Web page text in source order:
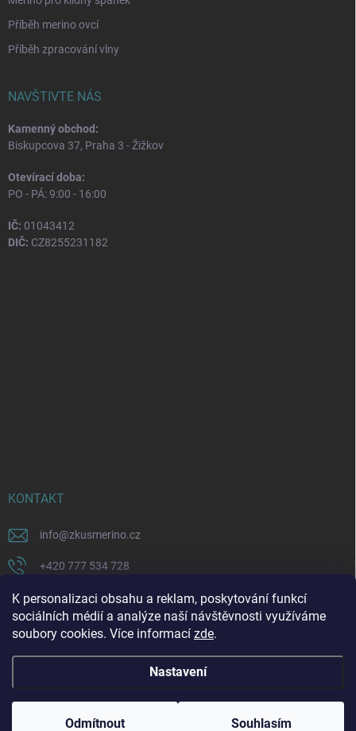
K personalizaci obsahu a reklam, poskytování funkcí
sociálních médií a analýze naší návštěvnosti využíváme
soubory cookies. Více informací zde.
Nastavení
Odmítnout Souhlasím
Příběh merino ovcí
Příběh zpracování vlny
NAVŠTIVTE NÁS
Kamenný obchod:
Biskupcova 37, Praha 3 - Žižkov
Otevírací doba:
PO - PÁ: 9:00 - 16:00
IČ: 01043412
DIČ: CZ8255231182
KONTAKT
info@zkusmerino.cz
+420 777 534 728
https://www.facebook.com/zkusmerino/
zkusmerino.cz
Copyright 2026ZKUSMERINO. Všechna práva vyhrazena.Upravit nastavení